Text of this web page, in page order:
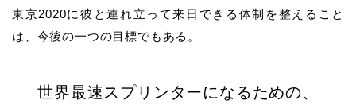
東京2020に彼と連れ立って来日できる体制を整えること
は、今後の一つの目標でもある。
世界最速スプリンターになるための、